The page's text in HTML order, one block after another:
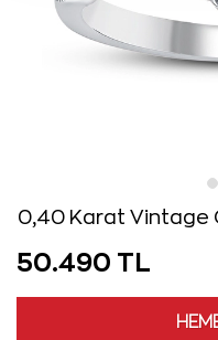
0,40 Karat Vintage
50.490 TL